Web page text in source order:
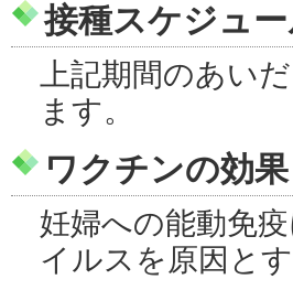
接種スケジュ
上記期間のあい
ます。
ワクチンの効果
妊婦への能動免
イルスを原因と